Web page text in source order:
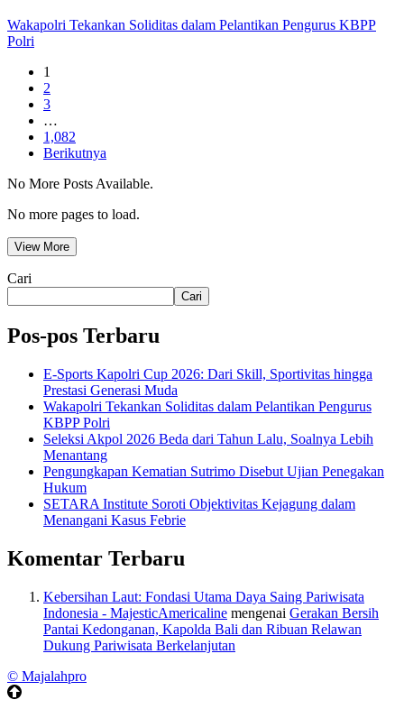
Wakapolri Tekankan Soliditas dalam Pelantikan Pengurus KBPP
Polri
1
2
3
…
1,082
Berikutnya
No More Posts Available.
No more pages to load.
View More
Cari
Cari
Pos-pos Terbaru
E-Sports Kapolri Cup 2026: Dari Skill, Sportivitas hingga
Prestasi Generasi Muda
Wakapolri Tekankan Soliditas dalam Pelantikan Pengurus
KBPP Polri
Seleksi Akpol 2026 Beda dari Tahun Lalu, Soalnya Lebih
Menantang
Pengungkapan Kematian Sutrimo Disebut Ujian Penegakan
Hukum
SETARA Institute Soroti Objektivitas Kejagung dalam
Menangani Kasus Febrie
Komentar Terbaru
Kebersihan Laut: Fondasi Utama Daya Saing Pariwisata
Indonesia - MajesticAmericaline mengenai Gerakan Bersih
Pantai Kedonganan, Kapolda Bali dan Ribuan Relawan
Dukung Pariwisata Berkelanjutan
© Majalahpro